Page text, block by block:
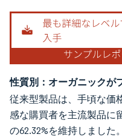
性質別：オーガニックが
従来型製品は、手頃な価
感な購買者を主流製品に
の62.32%を維持しまし